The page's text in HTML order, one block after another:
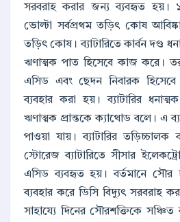
সরবরাহ করার জন্য ব্যবহৃত হয়।
ভোল্টা সর্বপ্রথম তড়িৎ কোষ
তড়িৎ কোষ। ব্যাটারিতে কার্বন দণ্ড
ঋণাত্মক পাত হিসেবে কাজ করে।
এসিড এবং ছেদন নিবারক হিসেবে
ব্যবহার করা হয়। ব্যাটারির
ঋণাত্মক প্রান্তকে ক্যাথোড বলে। এ
পাওয়া যায়। ব্যাটারির
স্টোরেজ ব্যাটারিতে সীসার
এসিড ব্যবহৃত হয়। বর্তমানে সৌর
ব্যবহার করে ডিসি বিদ্যুৎ সরবরাহ
সাহায্যে দিনের সৌরশক্তিকে